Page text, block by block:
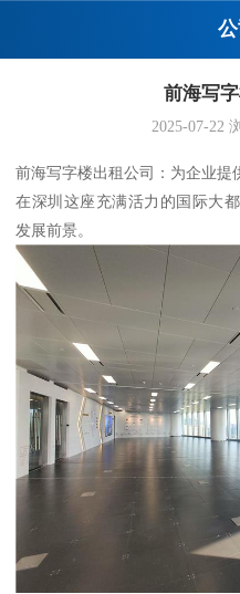
前海写
2025-07-22
前海写字楼出租公司：为企业提
在深圳这座充满活力的国际大
发展前景。